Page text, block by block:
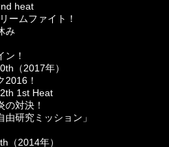
heat
ームファイト！
み
！
（2017年）
2016！
1st Heat
対決！
研究ミッション」
（2014年）